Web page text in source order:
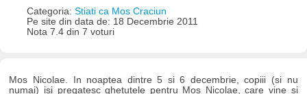
Categoria: Stiati ca Mos Craciun
Pe site din data de: 18 Decembrie 2011
Nota 7.4 din 7 voturi
Mos Nicolae. In noaptea dintre 5 si 6 decembrie, copiii (si nu
numai) isi pregatesc ghetutele pentru Mos Nicolae, care vine si